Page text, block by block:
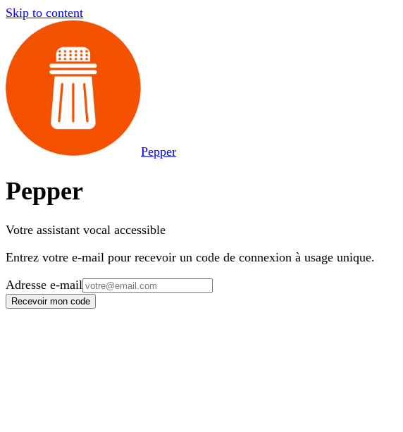
Skip to content
Pepper
Pepper
Votre assistant vocal accessible
Entrez votre e-mail pour recevoir un code de connexion à usage unique.
Adresse e-mail
Recevoir mon code